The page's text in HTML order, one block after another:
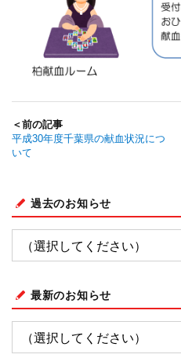
＜前の記事
平成30年度千葉県の献血状況につ
いて
過去のお知らせ
最新のお知らせ